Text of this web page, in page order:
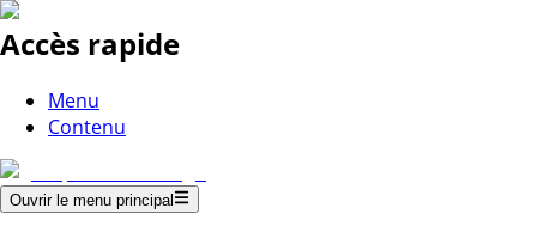
Accès rapide
Menu
Contenu
Ouvrir le menu principal